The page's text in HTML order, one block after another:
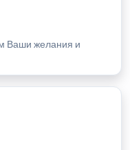
Ваши желания и